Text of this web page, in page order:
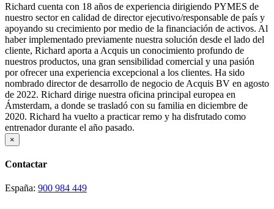
Richard cuenta con 18 años de experiencia dirigiendo PYMES de
nuestro sector en calidad de director ejecutivo/responsable de país y
apoyando su crecimiento por medio de la financiación de activos. Al
haber implementado previamente nuestra solución desde el lado del
cliente, Richard aporta a Acquis un conocimiento profundo de
nuestros productos, una gran sensibilidad comercial y una pasión
por ofrecer una experiencia excepcional a los clientes. Ha sido
nombrado director de desarrollo de negocio de Acquis BV en agosto
de 2022. Richard dirige nuestra oficina principal europea en
Ámsterdam, a donde se trasladó con su familia en diciembre de
2020. Richard ha vuelto a practicar remo y ha disfrutado como
entrenador durante el año pasado.
×
Contactar
España: 900 984 449